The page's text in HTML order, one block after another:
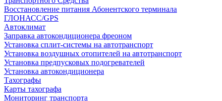
Восстановление питания Абонентского терминала
ГЛОНАСС/GPS
Автоклимат
Заправка автокондиционера фреоном
Установка сплит-системы на автотранспорт
Установка воздушных отопителей на автотранспорт
Установка предпусковых подогревателей
Установка автокондиционера
Тахографы
Карты тахографа
Мониторинг транспорта